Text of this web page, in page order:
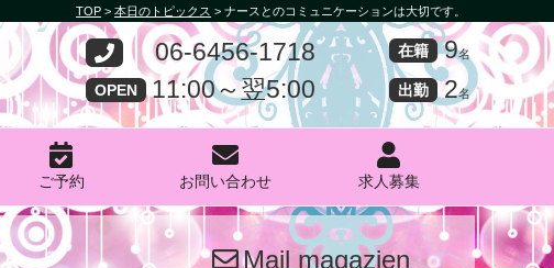
TOP > 本日のトピックス > ナースとのコミュニケーションは大切です。
06-6456-1718
OPEN 11:00～翌5:00
在籍 9名
出勤 2名
ご予約 お問い合わせ 求人募集
Mail magazien